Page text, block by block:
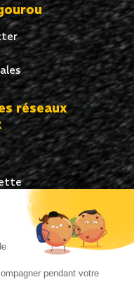
pendant votre
réseaux